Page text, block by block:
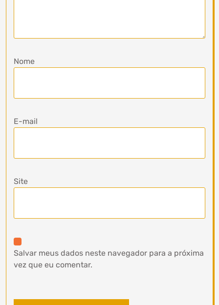
Nome
E-mail
Site
Salvar meus dados neste navegador para a próxima
vez que eu comentar.